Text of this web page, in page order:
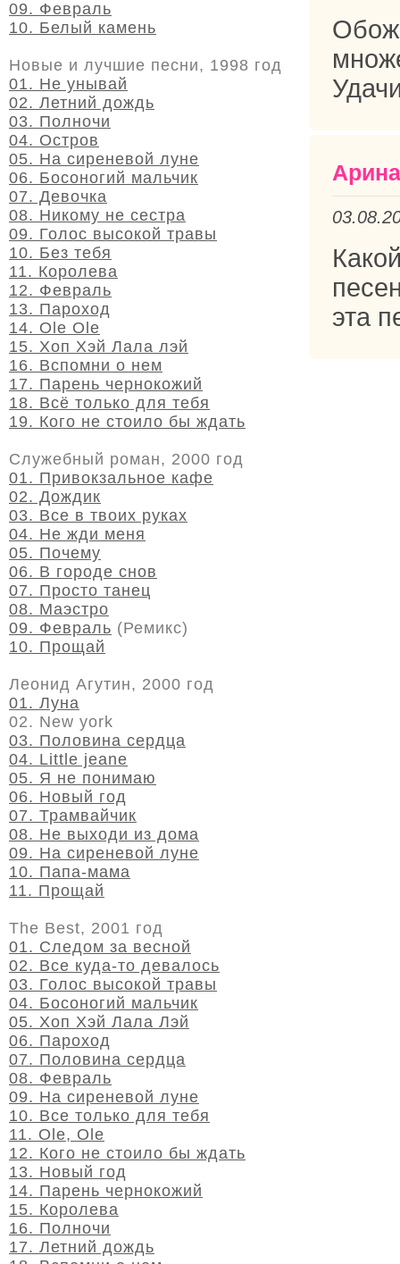
Арина
эта
09. Февраль
10. Белый камень
Новые и лучшие песни, 1998 год
01. Не унывай
02. Летний дождь
03. Полночи
04. Остров
05. На сиреневой луне
06. Босоногий мальчик
07. Девочка
08. Никому не сестра
09. Голос высокой травы
10. Без тебя
11. Королева
12. Февраль
13. Пароход
14. Olе Olе
15. Хоп Хэй Лала лэй
16. Вспомни о нем
17. Парень чернокожий
18. Всё только для тебя
19. Кого не стоило бы ждать
Служебный роман, 2000 год
01. Привокзальное кафе
02. Дождик
03. Все в твоих руках
04. Не жди меня
05. Почему
06. В городе снов
07. Просто танец
08. Маэстро
09. Февраль (Ремикс)
10. Прощай
Леонид Агутин, 2000 год
01. Луна
02. New york
03. Половина сердца
04. Little jeane
05. Я не понимаю
06. Новый год
07. Трамвайчик
08. Не выходи из дома
09. На сиреневой луне
10. Папа-мама
11. Прощай
The Best, 2001 год
01. Следом за весной
02. Все куда-то девалось
03. Голос высокой травы
04. Босоногий мальчик
05. Хоп Хэй Лала Лэй
06. Пароход
07. Половина сердца
08. Февраль
09. На сиреневой луне
10. Все только для тебя
11. Ole, Ole
12. Кого не стоило бы ждать
13. Новый год
14. Парень чернокожий
15. Королева
16. Полночи
17. Летний дождь